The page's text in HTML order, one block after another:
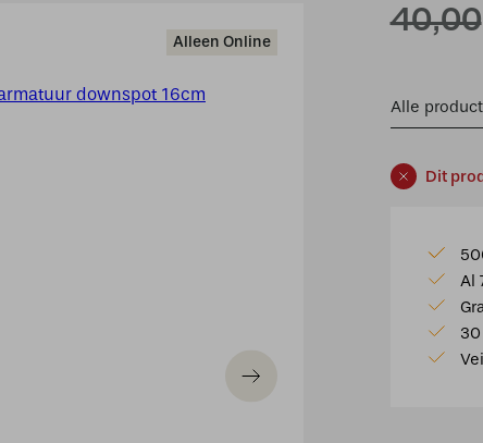
Alleen Online
Dit
40,00
Alle
Al